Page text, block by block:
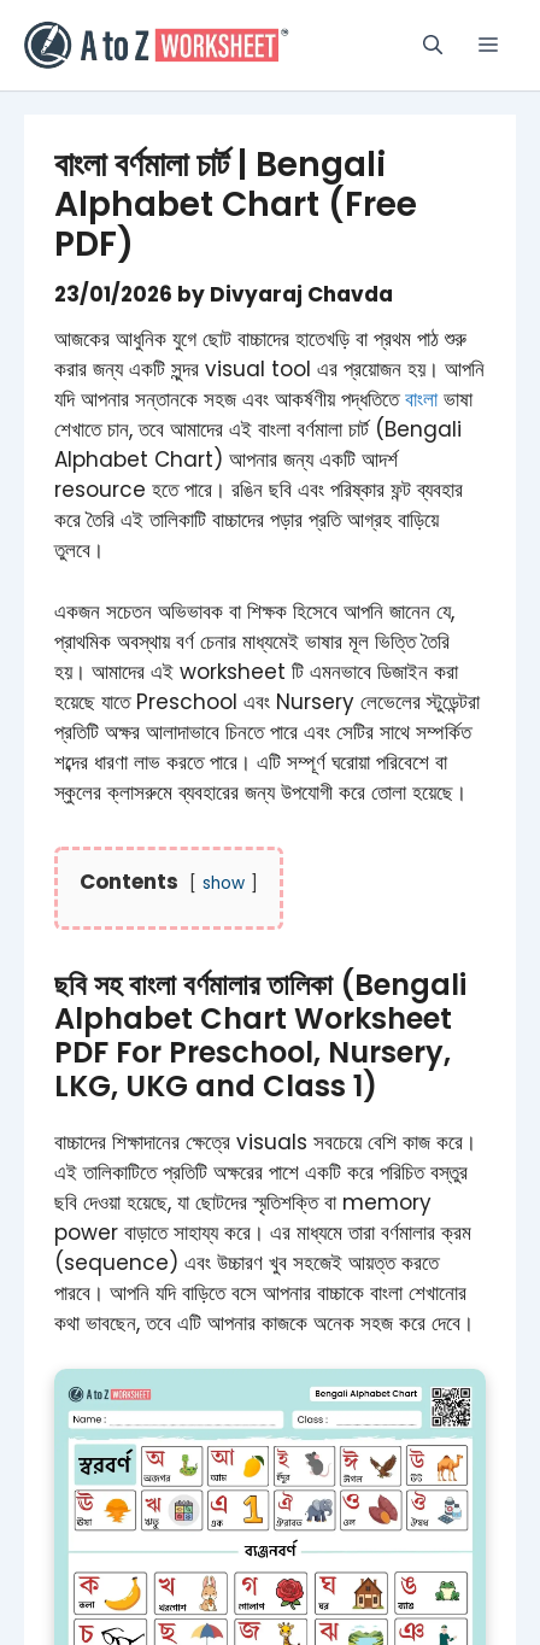
content
বাংলা বর্ণমালা চার্ট | Bengali
Alphabet Chart (Free
PDF)
23/01/2026 by Divyaraj Chavda
আজকের আধুনিক যুগে ছোট বাচ্চাদের হাতেখড়ি বা প্রথম পাঠ শুরু
করার জন্য একটি সুন্দর visual tool এর প্রয়োজন হয়। আপনি
যদি আপনার সন্তানকে সহজ এবং আকর্ষণীয় পদ্ধতিতেবাংলাভাষা
শেখাতে চান, তবে আমাদের এই বাংলা বর্ণমালা চার্ট (Bengali
Alphabet Chart) আপনার জন্য একটি আদর্শ
resource হতে পারে। রঙিন ছবি এবং পরিষ্কার ফন্ট ব্যবহার
করে তৈরি এই তালিকাটি বাচ্চাদের পড়ার প্রতি আগ্রহ বাড়িয়ে
তুলবে।
একজন সচেতন অভিভাবক বা শিক্ষক হিসেবে আপনি জানেন যে,
প্রাথমিক অবস্থায় বর্ণ চেনার মাধ্যমেই ভাষার মূল ভিত্তি তৈরি
হয়। আমাদের এই worksheet টি এমনভাবে ডিজাইন করা
হয়েছে যাতে Preschool এবং Nursery লেভেলের স্টুডেন্টরা
প্রতিটি অক্ষর আলাদাভাবে চিনতে পারে এবং সেটির সাথে সম্পর্কিত
শব্দের ধারণা লাভ করতে পারে। এটি সম্পূর্ণ ঘরোয়া পরিবেশে বা
স্কুলের ক্লাসরুমে ব্যবহারের জন্য উপযোগী করে তোলা হয়েছে।
Contents show
ছবি সহ বাংলা বর্ণমালার তালিকা (Bengali
Alphabet Chart Worksheet
PDF For Preschool, Nursery,
LKG, UKG and Class 1)
বাচ্চাদের শিক্ষাদানের ক্ষেত্রে visuals সবচেয়ে বেশি কাজ করে।
এই তালিকাটিতে প্রতিটি অক্ষরের পাশে একটি করে পরিচিত বস্তুর
ছবি দেওয়া হয়েছে, যা ছোটদের স্মৃতিশক্তি বা memory
power বাড়াতে সাহায্য করে। এর মাধ্যমে তারা বর্ণমালার ক্রম
(sequence) এবং উচ্চারণ খুব সহজেই আয়ত্ত করতে
পারবে। আপনি যদি বাড়িতে বসে আপনার বাচ্চাকে বাংলা শেখানোর
কথা ভাবছেন, তবে এটি আপনার কাজকে অনেক সহজ করে দেবে।